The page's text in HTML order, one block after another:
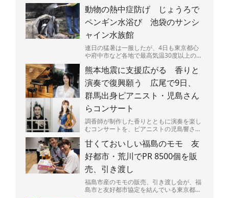
J1、J2、J3全...
動物の熱中症防げ じょうろで
ペンギン水浴び 池袋のサンシ
ャイン水族館
連日の猛暑は一服したが、4日も東京都心
や府中市など各地で最高気温30度以上の真
都内－。暑さは人間...
熊本地震に支援広がる 香りと
演奏で復興願う 広尾で9日、
群馬出身ピアニスト・児島さん
らコンサート
調香師が制作した香りとともに演奏を楽し
むコンサートを、ピアニストの児島響さん
売り上げの一部は、...
甘くておいしい福島のモモ 友
好都市・荒川でPR 8500個を販
売、引き渡し
福島市産のモモの販売、引き渡し会が、福
島市と友好都市協定を結んでいる東京都荒